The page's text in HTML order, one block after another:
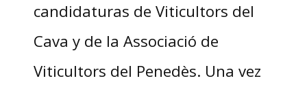
candidaturas de Viticultors del
Cava y de la Associació de
Viticultors del Penedès. Una vez